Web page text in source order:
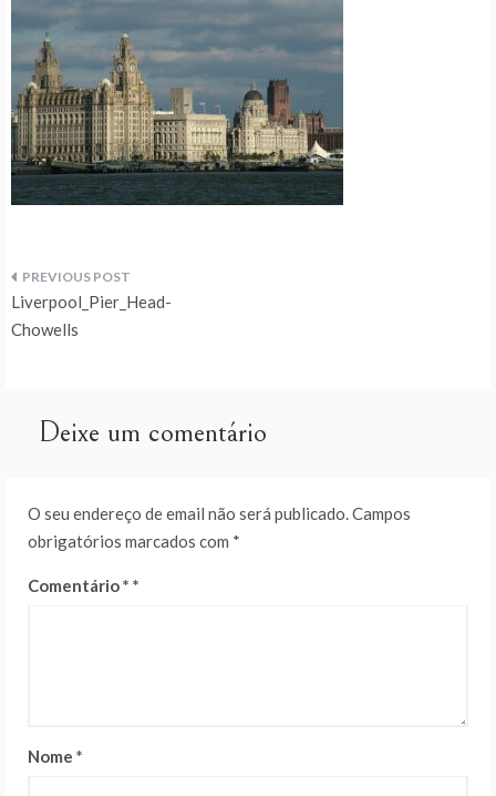
Navegação
de
Liverpool_Pier_Head-
Chowells
Deixe um comentário
O seu endereço de email não será publicado.Campos
obrigatórios marcados com *
Comentário*
Nome *